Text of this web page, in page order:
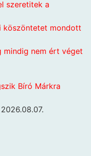
szeretitek a
köszöntetet mondott
mindig nem ért véget
Bíró Márkra
2026.08.07.